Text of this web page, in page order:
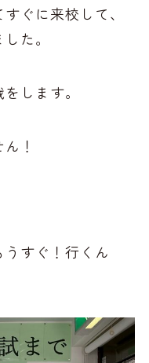
ぐに来校して、
た。
します。
！
すぐ！行くん